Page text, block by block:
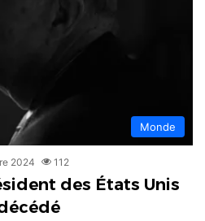
Monde
2024 112
des États Unis